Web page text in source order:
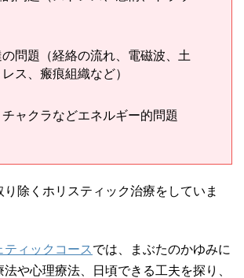
問題（経絡の流れ、電磁波、土
ス、瘢痕組織など）
ャクラなどエネルギー的問題
り除くホリスティック治療をしていま
ィックコース では、まぶたのかゆみに
や心理療法、日頃できる工夫を探り、